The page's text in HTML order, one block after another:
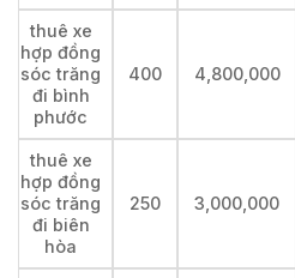
thuê xe
hợp đồng
sóc trăng
đi bình
phước
400 4,800,000
thuê xe
hợp đồng
sóc trăng
đi biên
hòa
250 3,000,000